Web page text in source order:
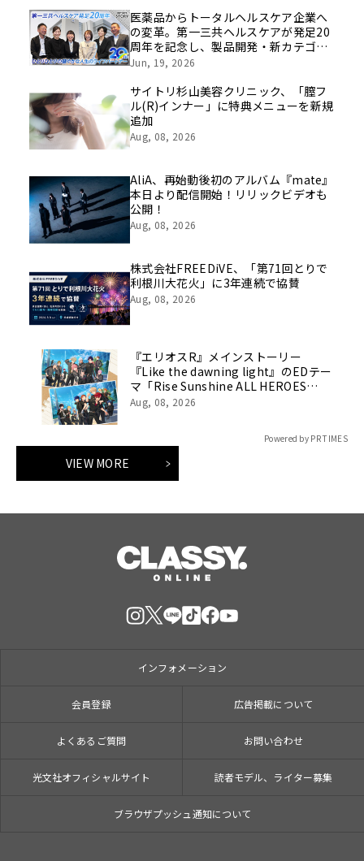
医薬品からトータルヘルスケア企業へ
の変革。第一三共ヘルスケアが発足20
周年を記念し、製品開発・新カテゴリ
挑戦の舞台や旧社統合時のエピソード
像を公開！
Jun, 19, 2026
サイトリ杉山美容クリニック、「膣フ
ル(R)インナー」に特典メニューを新規
追加
Aug, 08, 2026
AliA、再始動後初のアルバム『mate』
本日より配信開始！リリックビデオも
公開！
Aug, 08, 2026
株式会社FREEDiVE、「第71回とりで
利根川大花火」に3年連続で協賛
Aug, 08, 2026
『エリオスR』メインストーリー
『Like the dawning light』のEDテー
マ「Rise Sunshine ALL HEROES
Ver.」がフルサイズ配信決定！
Aug, 08, 2026
Powered by PR TIMES
VIEW MORE
インフォメーション
会員登録 広告掲載について
よくあるご質問 お問い合わせ
光文社オフィシャルサイト 読者モデル、ライター募集
ブラウザプッシュ通知について